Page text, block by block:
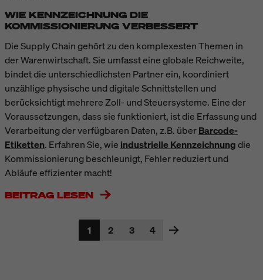
WIE KENNZEICHNUNG DIE
KOMMISSIONIERUNG VERBESSERT
Die Supply Chain gehört zu den komplexesten Themen in
der Warenwirtschaft. Sie umfasst eine globale Reichweite,
bindet die unterschiedlichsten Partner ein, koordiniert
unzählige physische und digitale Schnittstellen und
berücksichtigt mehrere Zoll- und Steuersysteme. Eine der
Voraussetzungen, dass sie funktioniert, ist die Erfassung und
Verarbeitung der verfügbaren Daten, z.B. überBarcode-
Etiketten. Erfahren Sie, wie industrielle Kennzeichnungdie
Kommissionierung beschleunigt, Fehler reduziert und
Abläufe effizienter macht!
BEITRAG LESEN
1 2 3 4